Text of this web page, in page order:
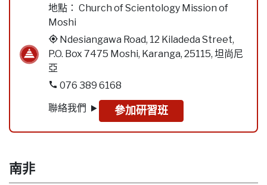
地點： Church of Scientology Mission of
Moshi
Ndesiangawa Road, 12 Kiladeda Street,
P.O. Box 7475 Moshi, Karanga, 25115, 坦尚尼
亞
076 389 6168
聯絡我們
參加研習班
南非